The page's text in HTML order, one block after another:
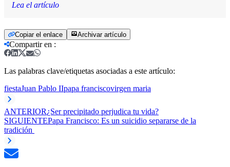
Lea el artículo
Copiar el enlace Archivar artículo
Compartir en :
Las palabras clave/etiquetas asociadas a este artículo:
fiestaJuan Pablo IIpapa franciscovirgen maria
ANTERIOR¿Ser precipitado perjudica tu vida?
SIGUIENTEPapa Francisco: Es un suicidio separarse de la
tradición